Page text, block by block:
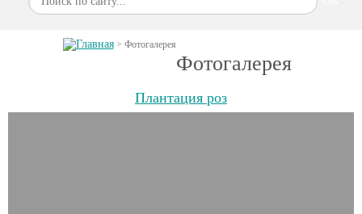
Главная> Фотогалерея
Фотогалерея
Плантация роз